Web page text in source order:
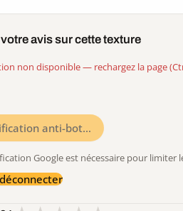
avis sur cette texture
non disponible — rechargez la page
anti-bot…
Google est nécessaire pour